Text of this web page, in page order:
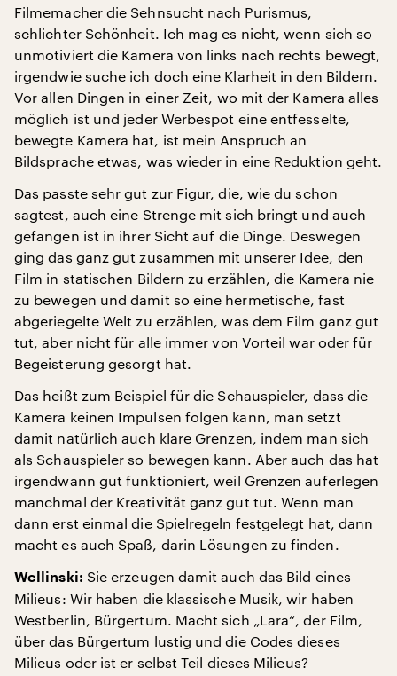
Filmemacher die Sehnsucht nach Purismus,
schlichter Schönheit. Ich mag es nicht, wenn sich so
unmotiviert die Kamera von links nach rechts bewegt,
irgendwie suche ich doch eine Klarheit in den Bildern.
Vor allen Dingen in einer Zeit, wo mit der Kamera alles
möglich ist und jeder Werbespot eine entfesselte,
bewegte Kamera hat, ist mein Anspruch an
Bildsprache etwas, was wieder in eine Reduktion geht.
Das passte sehr gut zur Figur, die, wie du schon
sagtest, auch eine Strenge mit sich bringt und auch
gefangen ist in ihrer Sicht auf die Dinge. Deswegen
ging das ganz gut zusammen mit unserer Idee, den
Film in statischen Bildern zu erzählen, die Kamera nie
zu bewegen und damit so eine hermetische, fast
abgeriegelte Welt zu erzählen, was dem Film ganz gut
tut, aber nicht für alle immer von Vorteil war oder für
Begeisterung gesorgt hat.
Das heißt zum Beispiel für die Schauspieler, dass die
Kamera keinen Impulsen folgen kann, man setzt
damit natürlich auch klare Grenzen, indem man sich
als Schauspieler so bewegen kann. Aber auch das hat
irgendwann gut funktioniert, weil Grenzen auferlegen
manchmal der Kreativität ganz gut tut. Wenn man
dann erst einmal die Spielregeln festgelegt hat, dann
macht es auch Spaß, darin Lösungen zu finden.
Wellinski: Sie erzeugen damit auch das Bild eines
Milieus: Wir haben die klassische Musik, wir haben
Westberlin, Bürgertum. Macht sich „Lara“, der Film,
über das Bürgertum lustig und die Codes dieses
Milieus oder ist er selbst Teil dieses Milieus?